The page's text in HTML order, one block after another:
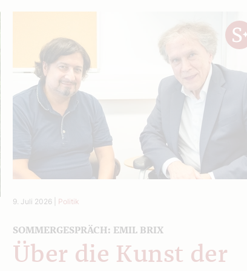
9. Juli 2026| Politik
SOMMERGESPRÄCH: EMIL BRIX
Über die Kunst der